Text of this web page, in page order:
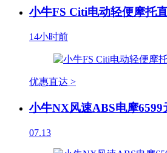
小牛FS Citi电动轻便摩托
14小时前
优惠直达 >
小牛NX风速ABS电摩6599
07.13